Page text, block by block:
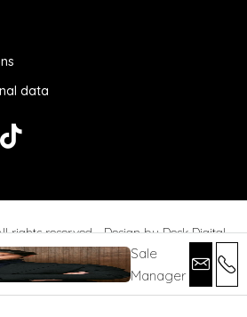
Sale
Manager
data
rights reserved -Design by Desk Digital